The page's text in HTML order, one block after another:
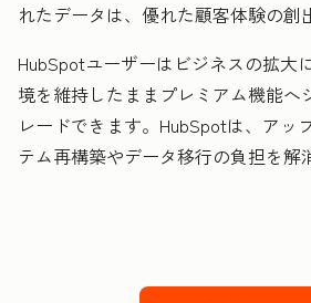
れたデータは、優れた顧客体験の創
HubSpotユーザーはビジネスの拡大
境を維持したままプレミアム機能へ
レードできます。HubSpotは、アッ
テム再構築やデータ移行の負担を解